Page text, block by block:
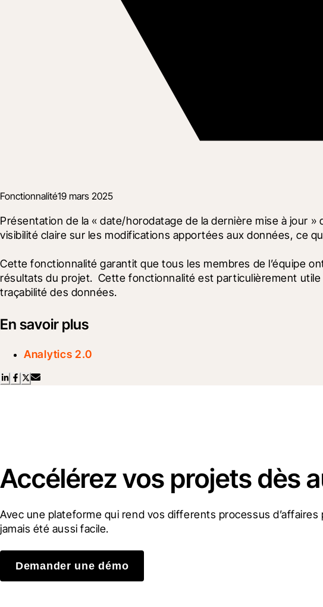
Fonctionnalité19 mars 2025
Présentation de la « date/horodatage de la dernière mise à jour
visibilité claire sur les modifications apportées aux données, ce
Cette fonctionnalité garantit que tous les membres de l’équipe
résultats du projet.  Cette fonctionnalité est particulièrement
traçabilité des données.
En savoir plus
Analytics 2.0
Accélérez vos projets dès
Avec une plateforme qui rend vos differents processus
jamais été aussi facile.
Demander une démo